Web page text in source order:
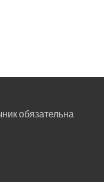
обязательна